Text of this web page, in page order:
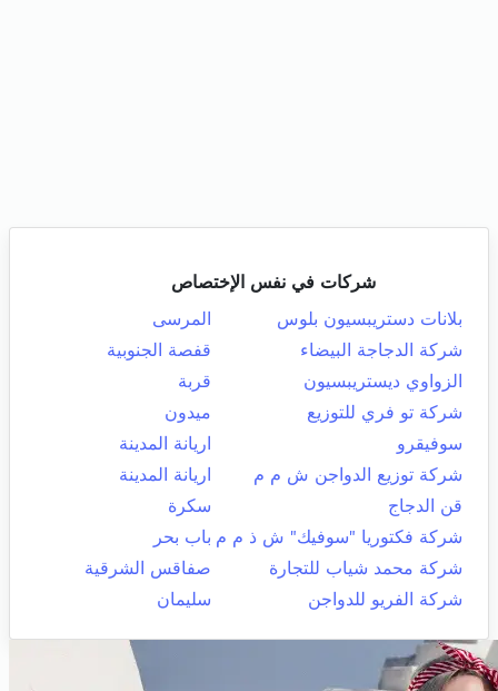
شركات في نفس الإختصاص
بلانات دستريبسيون بلوس
المرسى
شركة الدجاجة البيضاء
قفصة الجنوبية
الزواوي ديستريبسيون
قربة
شركة تو فري للتوزيع
ميدون
سوفيقرو
اريانة المدينة
شركة توزيع الدواجن ش م م
اريانة المدينة
قن الدجاج
سكرة
شركة فكتوريا "سوفيك" ش ذ م م باب بحر
شركة محمد شياب للتجارة
صفاقس الشرقية
شركة الفريو للدواجن
سليمان